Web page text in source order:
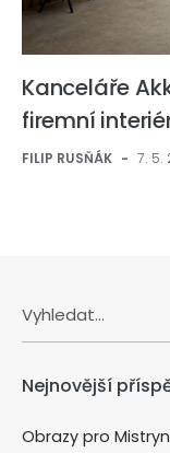
Kanceláře
firemní
FILIP RUSŇÁK - 7. 5.
for:
Nejnovější
Obrazy pro